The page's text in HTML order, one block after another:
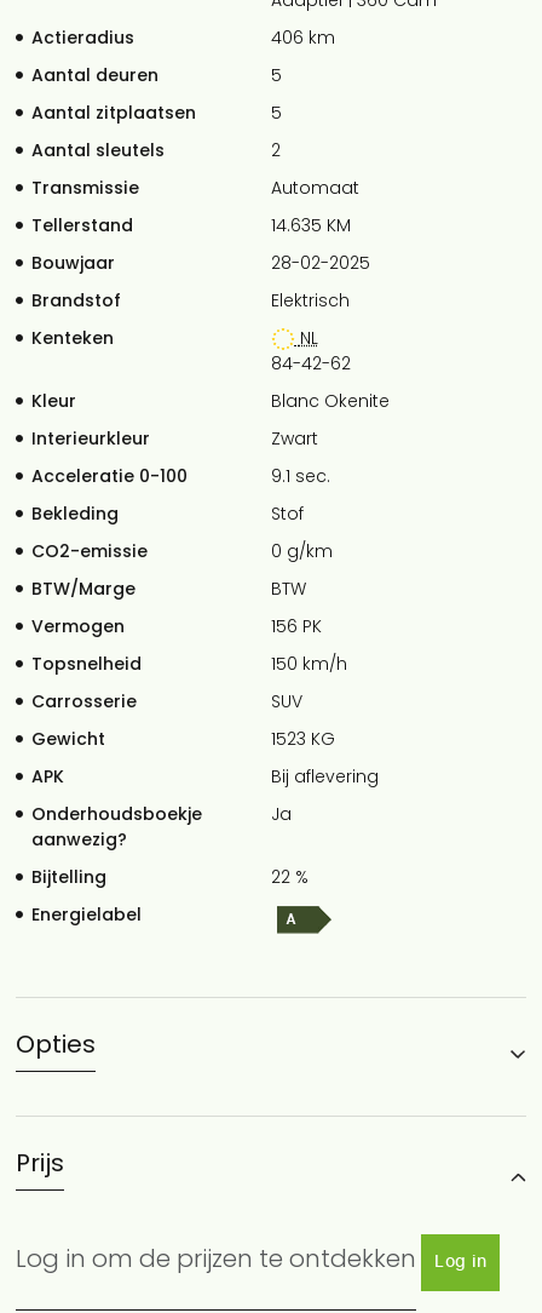
Actieradius
406 km
Aantal deuren
5
Aantal zitplaatsen
5
Aantal sleutels
2
Transmissie
Automaat
Tellerstand
14.635 KM
Bouwjaar
28-02-2025
Brandstof
Elektrisch
Kenteken
NL
84-42-62
Kleur
Blanc Okenite
Interieurkleur
Zwart
Acceleratie 0-100
9.1 sec.
Bekleding
Stof
CO2-emissie
0 g/km
BTW/Marge
BTW
Vermogen
156 PK
Topsnelheid
150 km/h
Carrosserie
SUV
Gewicht
1523 KG
APK
Bij aflevering
Onderhoudsboekje
aanwezig?
Ja
Bijtelling
22 %
Energielabel
Opties
Prijs
Log in om de prijzen te ontdekken Log in